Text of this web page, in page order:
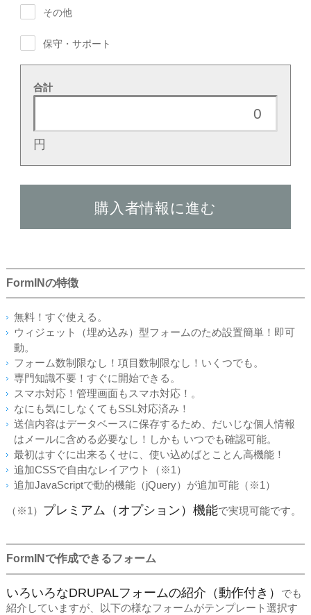
FormINの特徴
無料！すぐ使える。
ウィジェット（埋め込み）型フォームのため設置簡単！即可
動。
フォーム数制限なし！項目数制限なし！いくつでも。
専門知識不要！すぐに開始できる。
スマホ対応！管理画面もスマホ対応！。
なにも気にしなくてもSSL対応済み！
送信内容はデータベースに保存するため、だいじな個人情報
はメールに含める必要なし！しかも いつでも確認可能。
最初はすぐに出来るくせに、使い込めばとことん高機能！
追加CSSで自由なレイアウト（※1）
追加JavaScriptで動的機能（jQuery）が追加可能（※1）
（※1） プレミアム（オプション）機能で実現可能です。
FormINで作成できるフォーム
いろいろなDRUPALフォームの紹介（動作付き）
でも
紹介していますが、以下の様なフォームがテンプレート選択す